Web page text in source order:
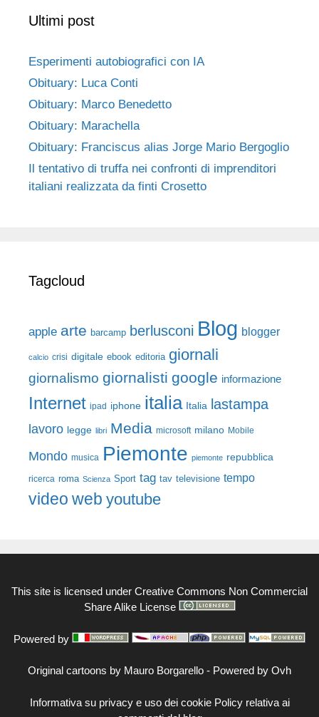
Ultimi post
Esperimenti autobiografici con IA
Obituary: Luca Conti
Obituary: Marco Benedetto
Obituary: Marachella
Obituary: Franciscus alias Jorge Mario Bergoglio
Il tentativo di truffa nei confronti di imprenditori
italiani realizzata da finti Crosetto
Tagcloud
apple arte barcamp berlusconi Blog blogger
calcio crisi digitale ebook editoria giornali
giornalismo giornalisti google informazione
Internet ipad iphone italia Italia lastampa
lavoro legge libri Media microsoft milano Mobile
Mondo musica Piemonte piemonte repubblica
ricerca roma Scienza Sport tag tav televisione tempo
video web youtube
This site is licensed under Creative Commons Non Commercial
Share Alike License
Powered by
Original cartoons by Mauro Borgarello - Powered by Ovh
Informativa su privacy e uso dei cookie Policy relativa ai